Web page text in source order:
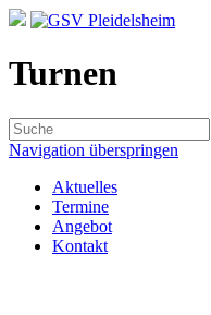
Turnen
Navigation überspringen
Aktuelles
Termine
Angebot
Kontakt